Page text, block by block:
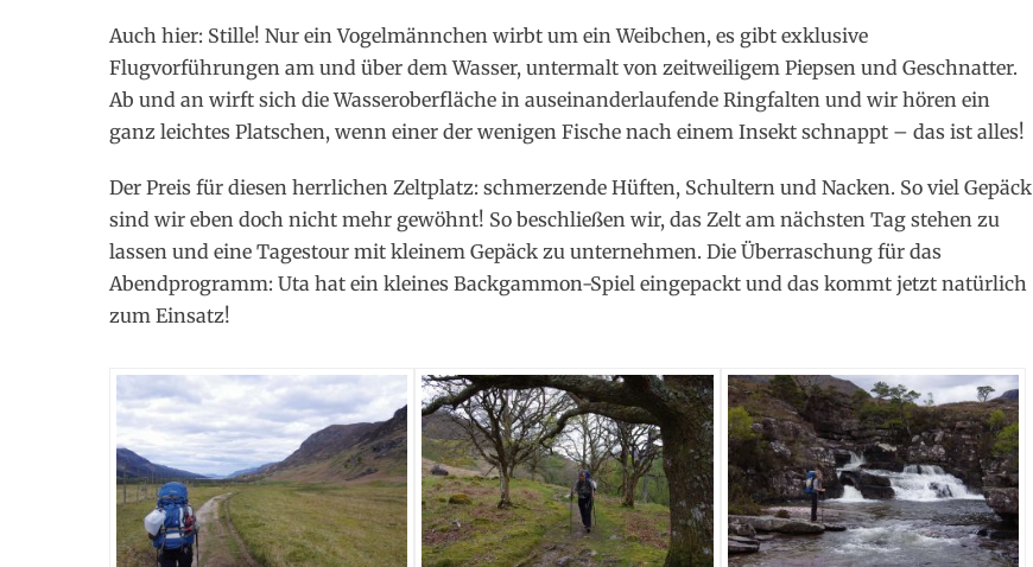
Auch hier: Stille! Nur ein Vogelmännchen wirbt um ein Weibchen, es gibt exklusive
Flugvorführungen am und über dem Wasser, untermalt von zeitweiligem Piepsen und Geschnatter.
Ab und an wirft sich die Wasseroberfläche in auseinanderlaufende Ringfalten und wir hören ein
ganz leichtes Platschen, wenn einer der wenigen Fische nach einem Insekt schnappt – das ist alles!
Der Preis für diesen herrlichen Zeltplatz: schmerzende Hüften, Schultern und Nacken. So viel Gepäck
sind wir eben doch nicht mehr gewöhnt! So beschließen wir, das Zelt am nächsten Tag stehen zu
lassen und eine Tagestour mit kleinem Gepäck zu unternehmen. Die Überraschung für das
Abendprogramm: Uta hat ein kleines Backgammon-Spiel eingepackt und das kommt jetzt natürlich
zum Einsatz!